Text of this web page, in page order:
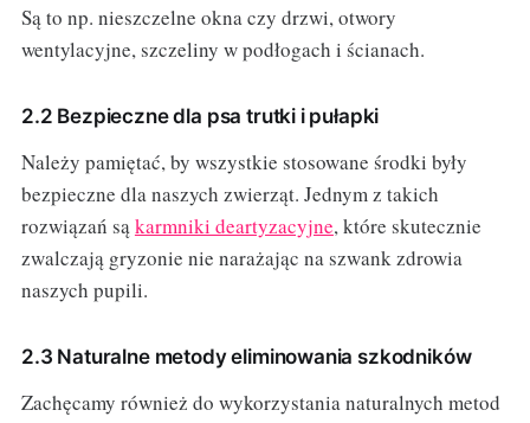
Są to np. nieszczelne okna czy drzwi, otwory
wentylacyjne, szczeliny w podłogach i ścianach.
2.2 Bezpieczne dla psa trutki i pułapki
Należy pamiętać, by wszystkie stosowane środki były
bezpieczne dla naszych zwierząt. Jednym z takich
rozwiązań są karmniki deartyzacyjne, które skutecznie
zwalczają gryzonie nie narażając na szwank zdrowia
naszych pupili.
2.3 Naturalne metody eliminowania szkodników
Zachęcamy również do wykorzystania naturalnych metod